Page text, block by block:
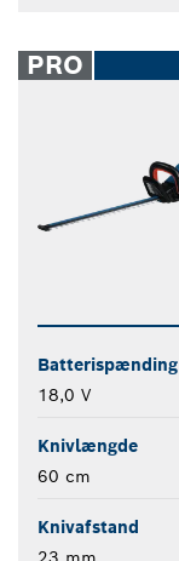
PRO
Batterispænding
18,0 V
Knivlængde
60 cm
Knivafstand